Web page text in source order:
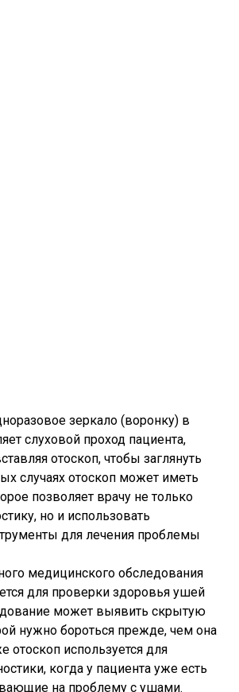
зеркало (воронку) в
слуховой проход пациента,
отоскоп, чтобы заглянуть
случаях отоскоп может иметь
позволяет врачу не только
но и использовать
для лечения проблемы
медицинского обследования
для проверки здоровья ушей
может выявить скрытую
нужно бороться прежде, чем она
отоскоп используется для
когда у пациента уже есть
на проблему с ушами.